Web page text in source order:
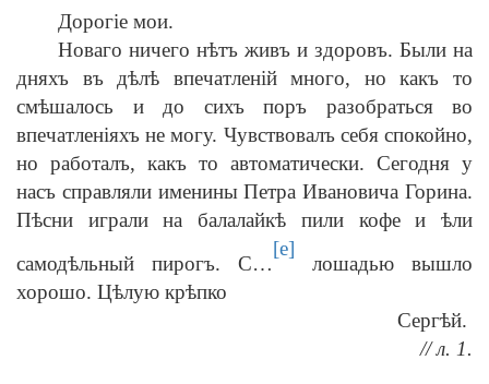
Дорогіе мои.
Новаго ничего нѣтъ живъ и здоровъ. Были на
дняхъ въ дѣлѣ впечатленій много, но какъ то
смѣшалось и до сихъ поръ разобраться во
впечатленіяхъ не могу. Чувствовалъ себя спокойно,
но работалъ, какъ то автоматически. Сегодня у
насъ справляли именины Петра Ивановича Горина.
Пѣсни играли на балалайкѣ пили кофе и ѣли
самодѣльный пирогъ. С…
[e]
лошадью вышло
хорошо. Цѣлую крѣпко
Сергѣй.
// л. 1.